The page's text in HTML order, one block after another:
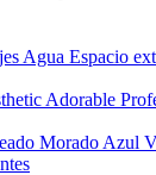
Agua Espacio
Adorable
Morado Azul